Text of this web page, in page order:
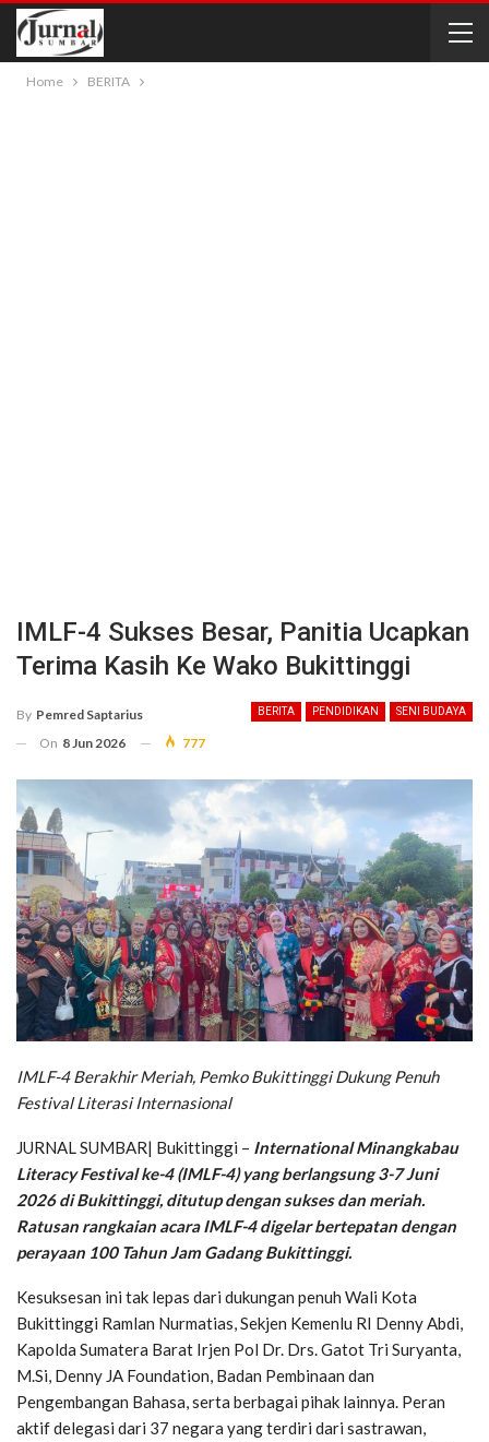
Home BERITA
IMLF-4 Sukses Besar, Panitia Ucapkan
Terima Kasih Ke Wako Bukittinggi
BERITA PENDIDIKAN SENI BUDAYA
By Pemred Saptarius
On 8 Jun 2026 777
IMLF-4 Berakhir Meriah, Pemko Bukittinggi Dukung Penuh
Festival Literasi Internasional
JURNAL SUMBAR| Bukittinggi – International Minangkabau
Literacy Festival ke-4 (IMLF-4) yang berlangsung 3-7 Juni
2026 di Bukittinggi, ditutup dengan sukses dan meriah.
Ratusan rangkaian acara IMLF-4 digelar bertepatan dengan
perayaan 100 Tahun Jam Gadang Bukittinggi.
Kesuksesan ini tak lepas dari dukungan penuh Wali Kota
Bukittinggi Ramlan Nurmatias, Sekjen Kemenlu RI Denny Abdi,
Kapolda Sumatera Barat Irjen Pol Dr. Drs. Gatot Tri Suryanta,
M.Si, Denny JA Foundation, Badan Pembinaan dan
Pengembangan Bahasa, serta berbagai pihak lainnya. Peran
aktif delegasi dari 37 negara yang terdiri dari sastrawan,